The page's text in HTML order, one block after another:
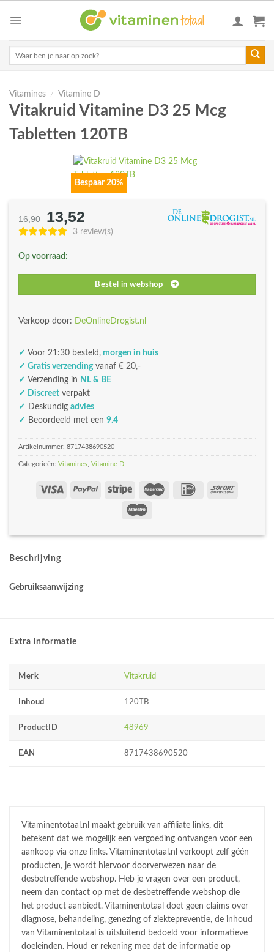
Vitamines / Vitamine D
Vitakruid Vitamine D3 25 Mcg
Tabletten 120TB
Bespaar 20%
16,90
Oorspronkelijke
prijs
€16,90.
13,52
prijs
3 review(s)
Op voorraad:
Bestel in webshop
Verkoop door: DeOnlineDrogist.nl
✓ Voor 21:30 besteld, morgen in huis
✓ Gratis verzendingvanaf € 20,-
✓ Verzending in NL & BE
✓ Discreet verpakt
✓
Deskundig advies
✓ Beoordeeld met een 9.4
Artikelnummer: 8717438690520
Categorieën: Vitamines Vitamine D
Beschrijving
Gebruiksaanwijzing
Extra Informatie
Merk Vitakruid
Inhoud 120TB
ProductID 48969
EAN 8717438690520
Vitaminentotaal.nl maakt gebruik van affiliate links, dit
betekent dat we mogelijk een vergoeding ontvangen voor een
aankoop via onze links. Vitaminentotaal.nl verkoopt zelf géén
producten, je wordt hiervoor doorverwezen naar de
desbetreffende webshop. Heb je vragen over een product,
neem dan contact op met de desbetreffende webshop die
het product aanbiedt. Vitaminentotaal doet geen claims over
diagnose, behandeling, genezing of ziektepreventie, de inhoud
van Vitaminentotaal is uitsluitend bedoeld voor informatieve
doeleinden. Houd er rekening mee dat de informatie op